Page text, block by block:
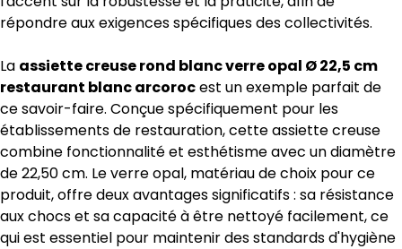
répondre aux exigences spécifiques des collectivités.
La assiette creuse rond blanc verre opal Ø 22,5 cm
restaurant blanc arcorocest un exemple parfait de
ce savoir-faire. Conçue spécifiquement pour les
établissements de restauration, cette assiette creuse
combine fonctionnalité et esthétisme avec un diamètre
de 22,50 cm. Le verre opal, matériau de choix pour ce
produit, offre deux avantages significatifs : sa résistance
aux chocs et sa capacité à être nettoyé facilement, ce
qui est essentiel pour maintenir des standards d'hygiène